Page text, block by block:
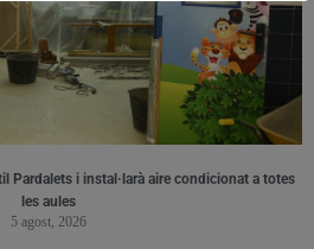
Pardalets i instal·larà aire condicionat a totes
les aules
5 agost, 2026